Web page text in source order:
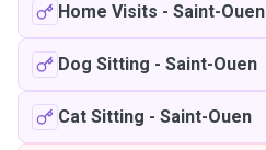
Home Visits - Saint-Ouen
Dog Sitting - Saint-Ouen
Cat Sitting - Saint-Ouen